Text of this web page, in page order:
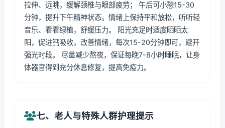
拉伸、远眺，缓解颈椎与眼部疲劳； 午后可小憩15-30
分钟，提升下午精神状态。情绪上保持平和放松，听听轻
音乐、看看绿植，舒缓压力。 阳光充足时适度晒晒太
阳，促进钙吸收，改善情绪，每次15-20分钟即可，避开
强光时段。 尽量减少熬夜，保证每晚7-8小时睡眠，让身
体器官得到充分休息修复，提高免疫力。
七、老人与特殊人群护理提示